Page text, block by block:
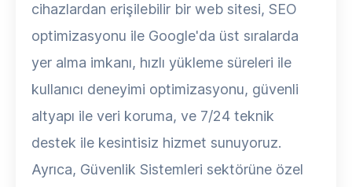
cihazlardan erişilebilir bir web sitesi, SEO
optimizasyonu ile Google'da üst sıralarda
yer alma imkanı, hızlı yükleme süreleri ile
kullanıcı deneyimi optimizasyonu, güvenli
altyapı ile veri koruma, ve 7/24 teknik
destek ile kesintisiz hizmet sunuyoruz.
Ayrıca, Güvenlik Sistemleri sektörüne özel